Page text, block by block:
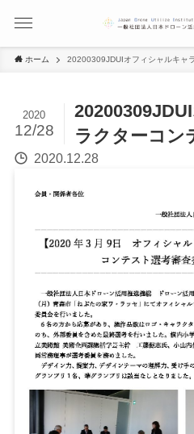
ホーム 20200309JDUIオフィシャルキャ
ラクターコン
2020
12/28
2020.12.28